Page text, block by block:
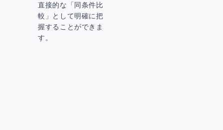
直接的な「同条件比
較」として明確に把
握することができま
す。